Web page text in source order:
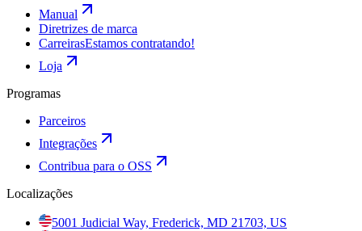
Manual
Diretrizes de marca
CarreirasEstamos contratando!
Loja
Programas
Parceiros
Integrações
Contribua para o OSS
Localizações
5001 Judicial Way, Frederick, MD 21703, US